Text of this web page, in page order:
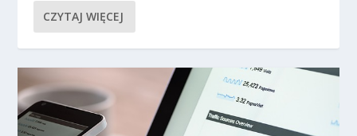
CZYTAJ WIĘCEJ